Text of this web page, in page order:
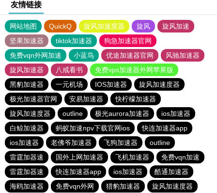
友情链接
网站地图 QuickQ 旋风加速度器 旋风
旋风加速
坚果加速器
tiktok加速器
狗急加速器官网
免费vqn外网加速
小蓝鸟 优途加速器官网
风驰加速器
旋风加速器
八戒看书
免费vps加速器外网苹果版
黑豹加速器
一元机场 IOS加速器
旋风加速度器
极光加速器官网
安易加速器
快柠檬加速器
旋风加速度器
outline 极光aurora加速器
ios加速器
白鲸加速器
蚂蚁加速npv下载官网ios
快连加速器app
ios加速器
老佛爷加速器 飞狗加速器
outline
雷霆加器速
国外上网加速器 飞机加速器
免费vqn加速
雷霆加器速
快连加速器app ios加速器
酷通加速器
海鸥加速器
免费vqn外网 猎豹加速器 旋风加速度器